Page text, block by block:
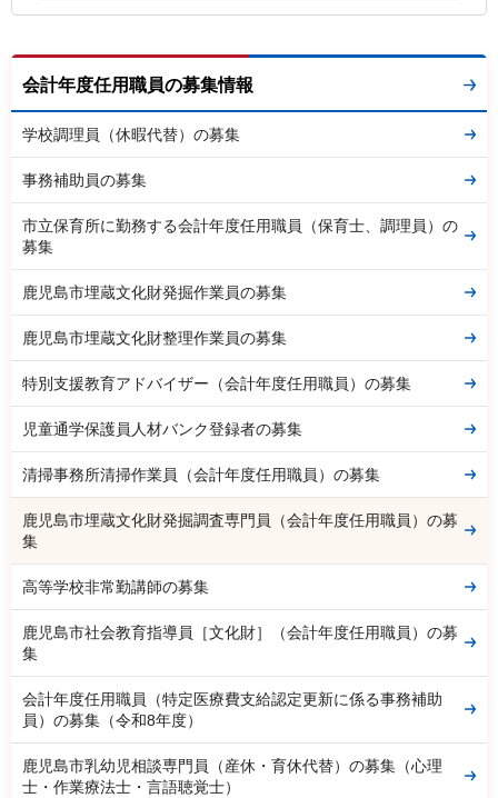
会計年度任用職員の募集情報
学校調理員（休暇代替）の募集
事務補助員の募集
市立保育所に勤務する会計年度任用職員（保育士、調理員）の
募集
鹿児島市埋蔵文化財発掘作業員の募集
鹿児島市埋蔵文化財整理作業員の募集
特別支援教育アドバイザー（会計年度任用職員）の募集
児童通学保護員人材バンク登録者の募集
清掃事務所清掃作業員（会計年度任用職員）の募集
鹿児島市埋蔵文化財発掘調査専門員（会計年度任用職員）の募
集
高等学校非常勤講師の募集
鹿児島市社会教育指導員［文化財］（会計年度任用職員）の募
集
会計年度任用職員（特定医療費支給認定更新に係る事務補助
員）の募集（令和8年度）
鹿児島市乳幼児相談専門員（産休・育休代替）の募集（心理
士・作業療法士・言語聴覚士）